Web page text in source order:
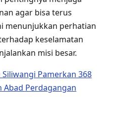
agar bisa terus
menunjukkan perhatian
keselamatan
misi besar.
Pamerkan 368
Abad Perdagangan